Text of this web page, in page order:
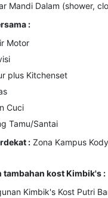
Mandi Dalam (shower,
:
Motor
plus Kitchenset
Cuci
Tamu/Santai
: Zona Kampus
tambahan kostKimbik's :
Kimbik's Kost Putri